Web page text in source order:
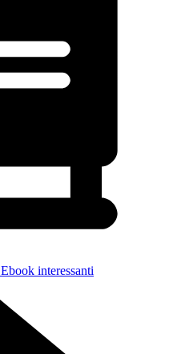
Ebook interessanti